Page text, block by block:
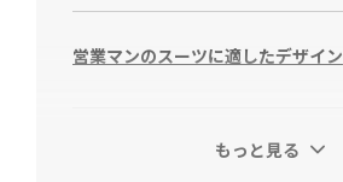
営業マンのスーツに適したデザイン
もっと見る